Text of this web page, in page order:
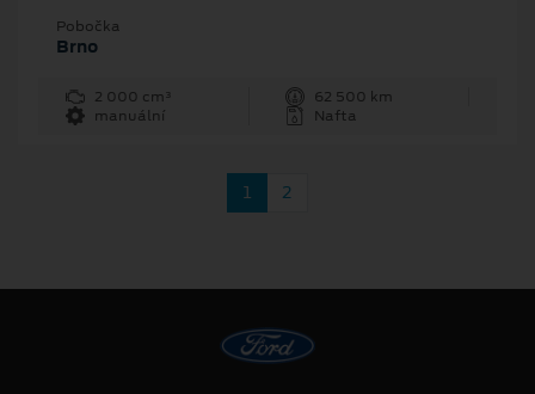
Pobočka
Brno
2 000 cm³
62 500 km
manuální
Nafta
1 2